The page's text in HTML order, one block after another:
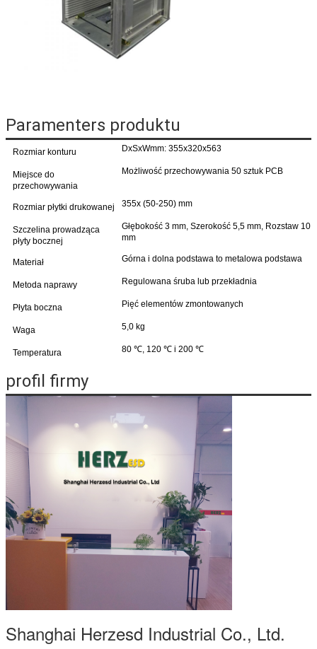
Paramenters produktu
Rozmiar konturu DxSxWmm: 355x320x563
Miejsce do
przechowywania
Możliwość przechowywania 50 sztuk PCB
Rozmiar płytki drukowanej 355x (50-250) mm
Szczelina prowadząca
płyty bocznej
Głębokość 3 mm, Szerokość 5,5 mm, Rozstaw 10
mm
Materiał Górna i dolna podstawa to metalowa podstawa
Metoda naprawy Regulowana śruba lub przekładnia
Płyta boczna Pięć elementów zmontowanych
Waga 5,0 kg
Temperatura 80 ℃, 120 ℃ i 200 ℃
profil firmy
Shanghai Herzesd Industrial Co., Ltd.